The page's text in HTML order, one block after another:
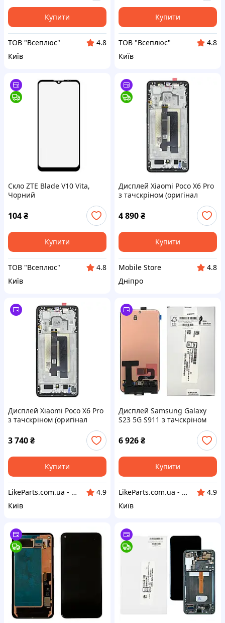
Купити
ТОВ "Всеплюс"
4.8
Київ
Купити
ТОВ "Всеплюс"
4.8
Київ
Скло ZTE Blade V10 Vita,
Чорний
104₴
Купити
ТОВ "Всеплюс"
4.8
Київ
Дисплей Xiaomi Poco X6 Pro
з тачскріном (оригінал
4 890₴
Купити
Mobile Store
4.8
Дніпро
Дисплей Xiaomi Poco X6 Pro
з тачскріном (оригінал
3 740₴
Купити
LikeParts.com.ua - Запчастини для телефонів та планшетів
4.9
Київ
Дисплей Samsung Galaxy
S23 5G S911 з тачскріном
(оригінал 100% Service Pack)
6 926₴
Купити
LikeParts.com.ua - Запчастини для телефонів та планшетів
4.9
Київ